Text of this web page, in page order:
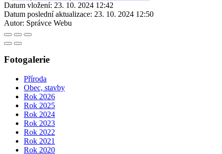
Datum vložení: 23. 10. 2024 12:42
Datum poslední aktualizace: 23. 10. 2024 12:50
Autor: Správce Webu
Fotogalerie
Příroda
Obec, stavby
Rok 2026
Rok 2025
Rok 2024
Rok 2023
Rok 2022
Rok 2021
Rok 2020